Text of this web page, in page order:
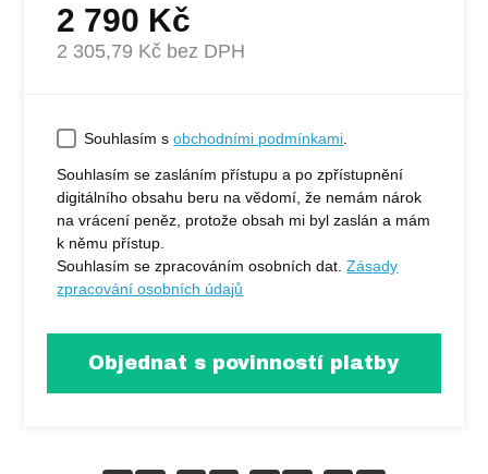
2 790 Kč
2 305,79 Kč bez DPH
Souhlasím sobchodními podmínkami
Souhlasím se zasláním přístupu a po zpřístupnění
digitálního obsahu beru na vědomí, že nemám nárok
na vrácení peněz, protože obsah mi byl zaslán a mám
k němu přístup.
Souhlasím se zpracováním osobních dat.Zásady
zpracování osobních údajů
Objednat s povinností platby